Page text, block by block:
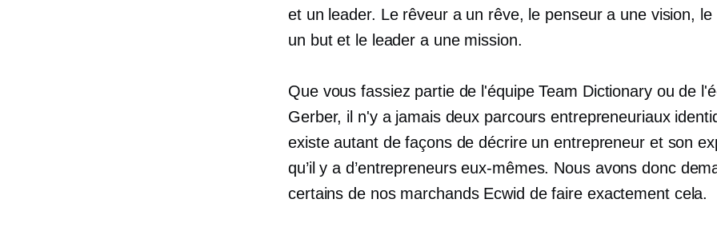
et un leader. Le rêveur a un rêve, le penseur a une vision,
un but et le leader a une mission.
Que vous fassiez partie de l'équipe Team Dictionary ou de
Gerber, il n'y a jamais deux parcours entrepreneuriaux
existe autant de façons de décrire un entrepreneur et son
qu’il y a d’entrepreneurs eux-mêmes. Nous avons donc
certains de nos marchands Ecwid de faire exactement cela.